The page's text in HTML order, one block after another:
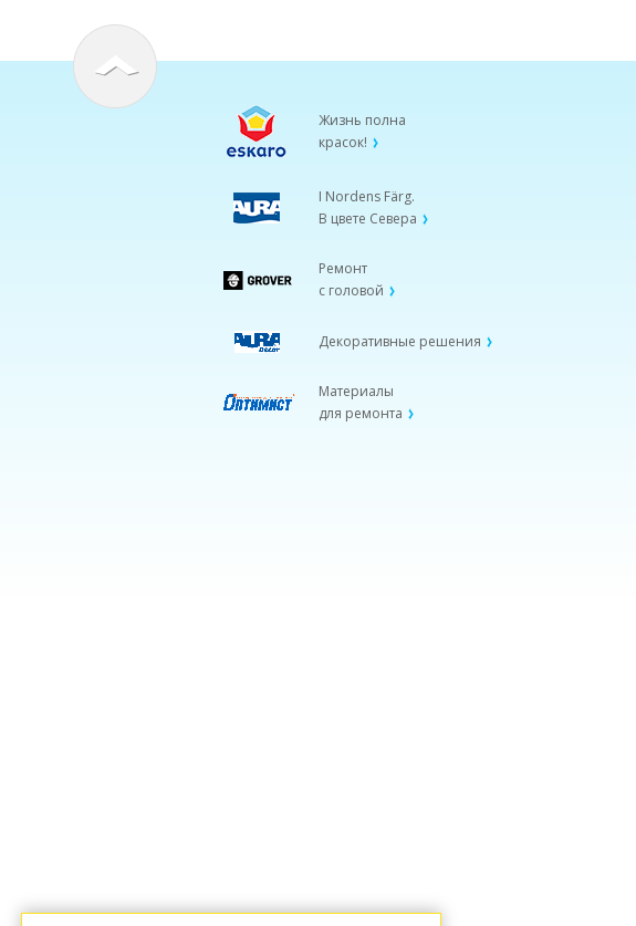
Жизнь полна
красок!
I Nordens Färg.
В цвете Севера
Ремонт
с головой
Декоративные решения
Материалы
для ремонта